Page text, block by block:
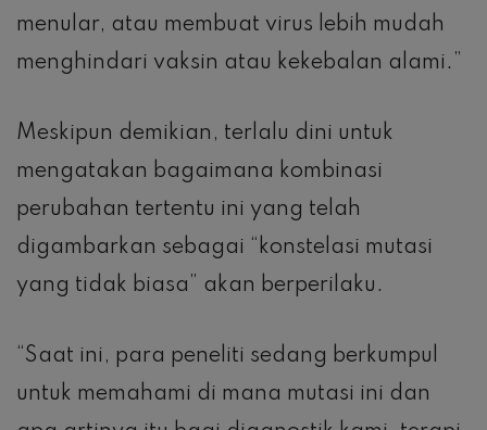
menular, atau membuat virus lebih mudah
menghindari vaksin atau kekebalan alami.”
Meskipun demikian, terlalu dini untuk
mengatakan bagaimana kombinasi
perubahan tertentu ini yang telah
digambarkan sebagai “konstelasi mutasi
yang tidak biasa” akan berperilaku.
“Saat ini, para peneliti sedang berkumpul
untuk memahami di mana mutasi ini dan